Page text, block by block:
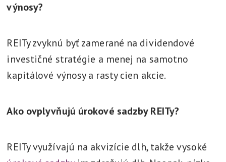
výnosy?
REITy zvyknú byť zamerané na dividendové
investičné stratégie a menej na samotno
kapitálové výnosy a rasty cien akcie.
Ako ovplyvňujú úrokové sadzby REITy?
REITy využívajú na akvizície dlh, takže vysoké